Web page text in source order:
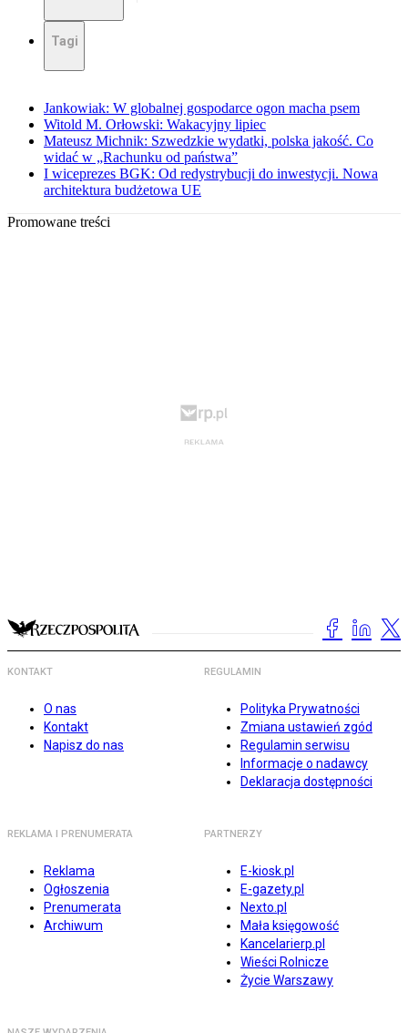
Tagi
Jankowiak: W globalnej gospodarce ogon macha psem
Witold M. Orłowski: Wakacyjny lipiec
Mateusz Michnik: Szwedzkie wydatki, polska jakość. Co
widać w „Rachunku od państwa”
I wiceprezes BGK: Od redystrybucji do inwestycji. Nowa
architektura budżetowa UE
Promowane treści
KONTAKT
O nas
Kontakt
Napisz do nas
REGULAMIN
Polityka Prywatności
Zmiana ustawień zgód
Regulamin serwisu
Informacje o nadawcy
Deklaracja dostępności
REKLAMA I PRENUMERATA
Reklama
Ogłoszenia
Prenumerata
Archiwum
PARTNERZY
E-kiosk.pl
E-gazety.pl
Nexto.pl
Mała księgowość
Kancelarierp.pl
Wieści Rolnicze
Życie Warszawy